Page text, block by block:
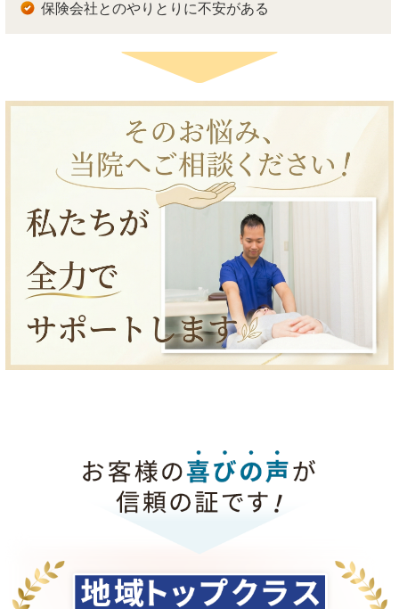
保険会社とのやりとりに不安がある